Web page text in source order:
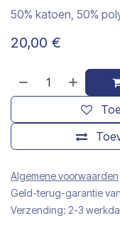
50% katoen, 50%
20,00 €
Algemene voorwaarden
Geld-terug-garantie
Verzending: 2-3